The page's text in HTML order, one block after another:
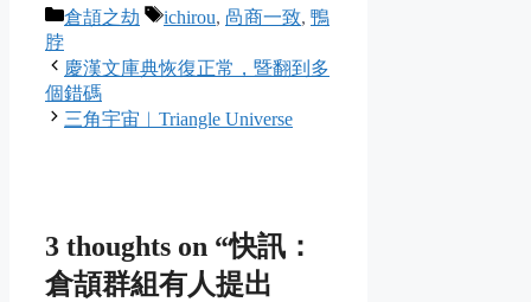
Categories
倉頡之劫 Tags
ichirou, 咼商一致, 鴨
脖
慶漢文庫典恢復正常，暨翻到多
個錯碼
三角宇宙︱Triangle Universe
3 thoughts on “快訊：
倉頡群組有人提出